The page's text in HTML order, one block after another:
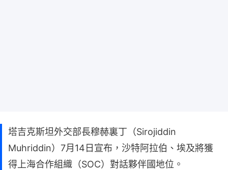
塔吉克斯坦外交部長穆赫裏丁（Sirojiddin
Muhriddin）7月14日宣布，沙特阿拉伯、埃及將獲
得上海合作組織（SOC）對話夥伴國地位。